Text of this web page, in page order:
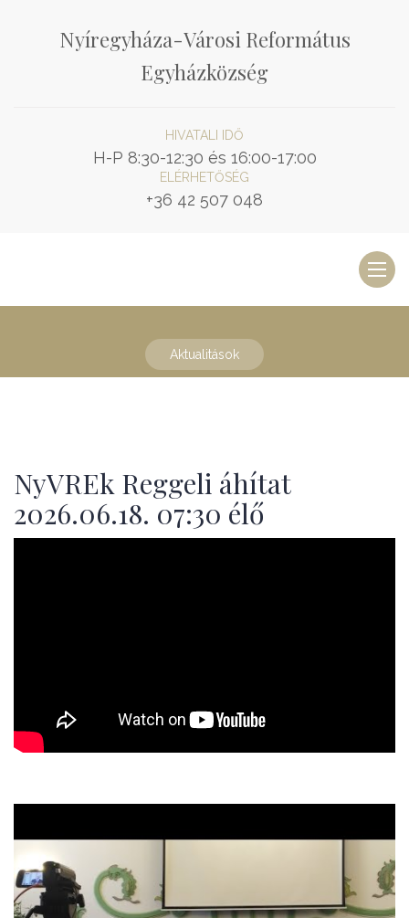
Nyíregyháza-Városi Református
Egyházközség
HIVATALI IDŐ
H-P 8:30-12:30 és 16:00-17:00
ELÉRHETŐSÉG
+36 42 507 048
Aktualitások
NyVREk Reggeli áhítat
2026.06.18. 07:30 élő